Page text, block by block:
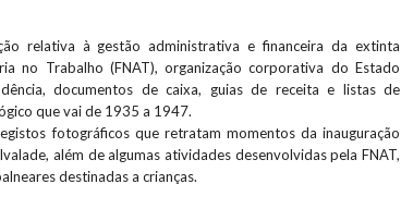
relativa à gestão administrativa e financeira da extinta
no Trabalho (FNAT), organização corporativa do Estado
documentos de caixa, guias de receita e listas de
que vai de 1935 a 1947.
fotográficos que retratam momentos da inauguração
além de algumas atividades desenvolvidas pela FNAT,
destinadas a crianças.